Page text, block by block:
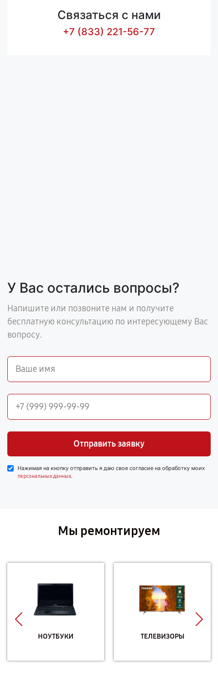
Связаться с нами
+7 (833) 221-56-77
У Вас остались вопросы?
Напишите или позвоните нам и получите
бесплатную консультацию по интересующему Вас
вопросу.
Отправить заявку
Нажимая на кнопку отправить я даю свое согласие на обработку моих
персональных данных.
Мы ремонтируем
НОУТБУКИ ТЕЛЕВИЗОРЫ